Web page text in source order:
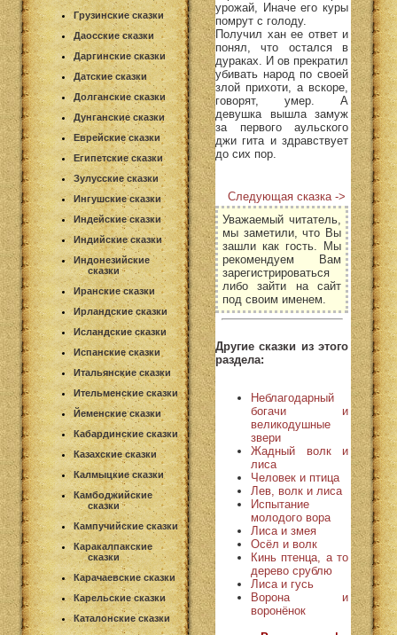
Грузинские сказки
Даосские сказки
Даргинские сказки
Датские сказки
Долганские сказки
Дунганские сказки
Еврейские сказки
Египетские сказки
Зулусские сказки
Ингушские сказки
Индейские сказки
Индийские сказки
Индонезийские
сказки
Иранские сказки
Ирландские сказки
Исландские сказки
Испанские сказки
Итальянские сказки
Ительменские сказки
Йеменские сказки
Кабардинские сказки
Казахские сказки
Калмыцкие сказки
Камбоджийские
сказки
Кампучийские сказки
Каракалпакские
сказки
Карачаевские сказки
Карельские сказки
Каталонские сказки
урожай, Иначе его куры
помрут с голоду.
Получил хан ее ответ и
понял, что остался в
дураках. И ов прекратил
убивать народ по своей
злой прихоти, а вскоре,
говорят, умер. А
девушка вышла замуж
за первого аульского
джи гита и здравствует
до сих пор.
Следующая сказка ->
Уважаемый читатель,
мы заметили, что Вы
зашли как гость. Мы
рекомендуем Вам
зарегистрироваться
либо зайти на сайт
под своим именем.
Другие сказки из этого
раздела:
Неблагодарный
богачи и
великодушные
звери
Жадный волк и
лиса
Человек и птица
Лев, волк и лиса
Испытание
молодого вора
Лиса и змея
Осёл и волк
Кинь птенца, а то
дерево срублю
Лиса и гусь
Ворона и
воронёнок